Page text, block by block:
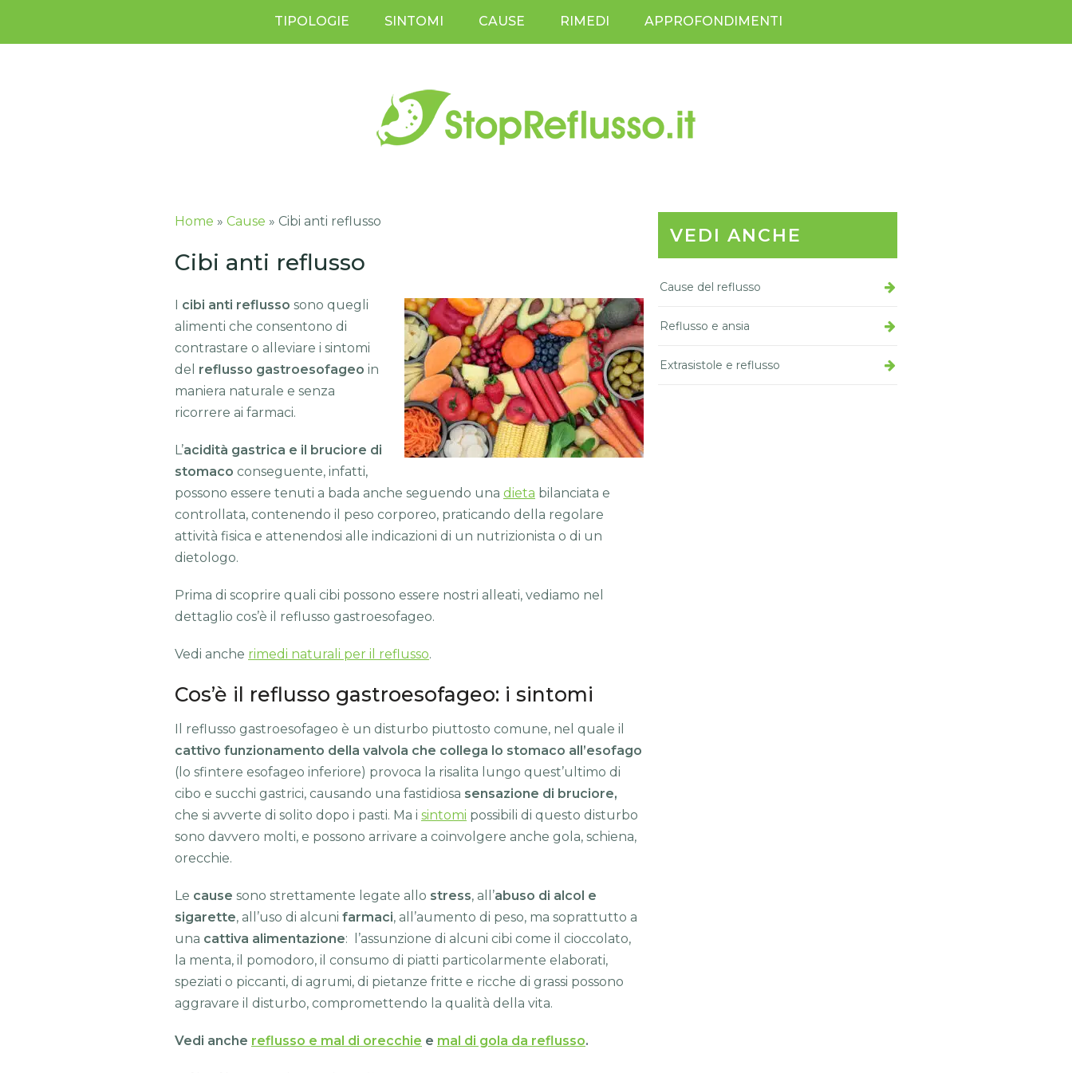
TIPOLOGIE SINTOMI CAUSE RIMEDI APPROFONDIMENTI
Home » Cause » Cibi anti reflusso
Cibi anti reflusso
I cibi anti reflusso sono quegli
alimenti che consentono di
contrastare o alleviare i sintomi
del reflusso gastroesofageo in
maniera naturale e senza
ricorrere ai farmaci.
L’acidità gastrica e il bruciore di
stomaco conseguente, infatti,
possono essere tenuti a bada anche seguendo una dieta bilanciata e
controllata, contenendo il peso corporeo, praticando della regolare
attività fisica e attenendosi alle indicazioni di un nutrizionista o di un
dietologo.
Prima di scoprire quali cibi possono essere nostri alleati, vediamo nel
dettaglio cos’è il reflusso gastroesofageo.
Vedi anche rimedi naturali per il reflusso.
Cos’è il reflusso gastroesofageo: i sintomi
Il reflusso gastroesofageo è un disturbo piuttosto comune, nel quale il
cattivo funzionamento della valvola che collega lo stomaco all’esofago
(lo sfintere esofageo inferiore) provoca la risalita lungo quest’ultimo di
cibo e succhi gastrici, causando una fastidiosa sensazione di bruciore,
che si avverte di solito dopo i pasti. Ma i sintomi possibili di questo disturbo
sono davvero molti, e possono arrivare a coinvolgere anche gola, schiena,
orecchie.
Le cause sono strettamente legate allo stress, all’abuso di alcol e
sigarette, all’uso di alcuni farmaci, all’aumento di peso, ma soprattutto a
una cattiva alimentazione: l’assunzione di alcuni cibi come il cioccolato,
la menta, il pomodoro, il consumo di piatti particolarmente elaborati,
speziati o piccanti, di agrumi, di pietanze fritte e ricche di grassi possono
aggravare il disturbo, compromettendo la qualità della vita.
Vedi anche reflusso e mal di orecchie e mal di gola da reflusso.
VEDI ANCHE
Cause del reflusso
Reflusso e ansia
Extrasistole e reflusso